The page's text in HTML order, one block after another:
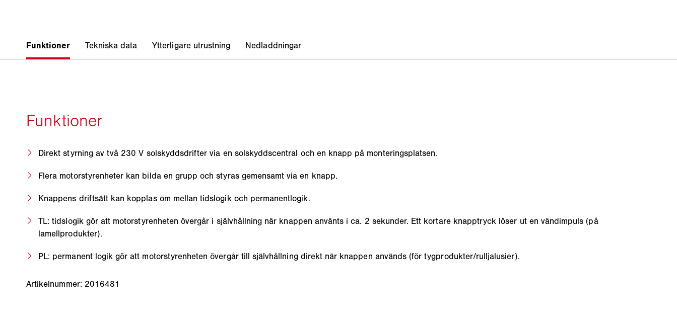
Direkt styrning av två 230 V solskyddsdrifter via en solskyddscentral och en knapp på monteringsplatsen.
Flera motorstyrenheter kan bilda en grupp och styras gemensamt via en knapp.
Knappens driftsätt kan kopplas om mellan tidslogik och permanentlogik.
TL: tidslogik gör att motorstyrenheten övergår i självhållning när knappen använts i ca. 2 sekunder. Ett kortare knapptryck löser ut en vändimpuls (på
lamellprodukter).
PL: permanent logik gör att motorstyrenheten övergår till självhållning direkt när knappen används (för tygprodukter/rulljalusier).
Artikelnummer: 2016481